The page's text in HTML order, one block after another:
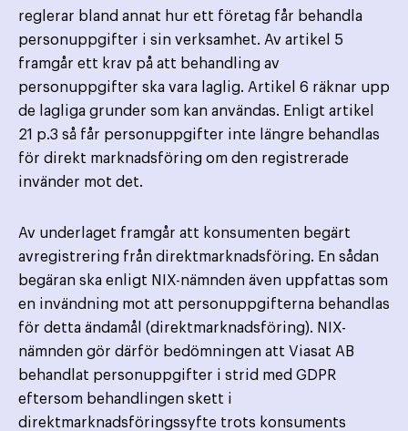
reglerar bland annat hur ett företag får behandla
personuppgifter i sin verksamhet. Av artikel 5
framgår ett krav på att behandling av
personuppgifter ska vara laglig. Artikel 6 räknar upp
de lagliga grunder som kan användas. Enligt artikel
21 p.3 så får personuppgifter inte längre behandlas
för direkt marknadsföring om den registrerade
invänder mot det.
Av underlaget framgår att konsumenten begärt
avregistrering från direktmarknadsföring. En sådan
begäran ska enligt NIX-nämnden även uppfattas som
en invändning mot att personuppgifterna behandlas
för detta ändamål (direktmarknadsföring). NIX-
nämnden gör därför bedömningen att Viasat AB
behandlat personuppgifter i strid med GDPR
eftersom behandlingen skett i
direktmarknadsföringssyfte trots konsuments